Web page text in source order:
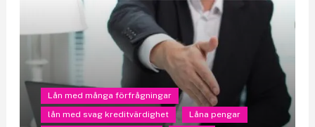
Lån med många förfrågningar
lån med svag kreditvärdighet
Låna pengar